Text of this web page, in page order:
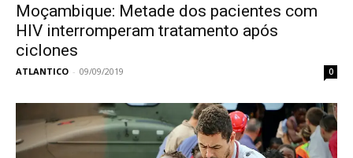
Moçambique: Metade dos pacientes com
HIV interromperam tratamento após
ciclones
ATLANTICO - 09/09/2019 0